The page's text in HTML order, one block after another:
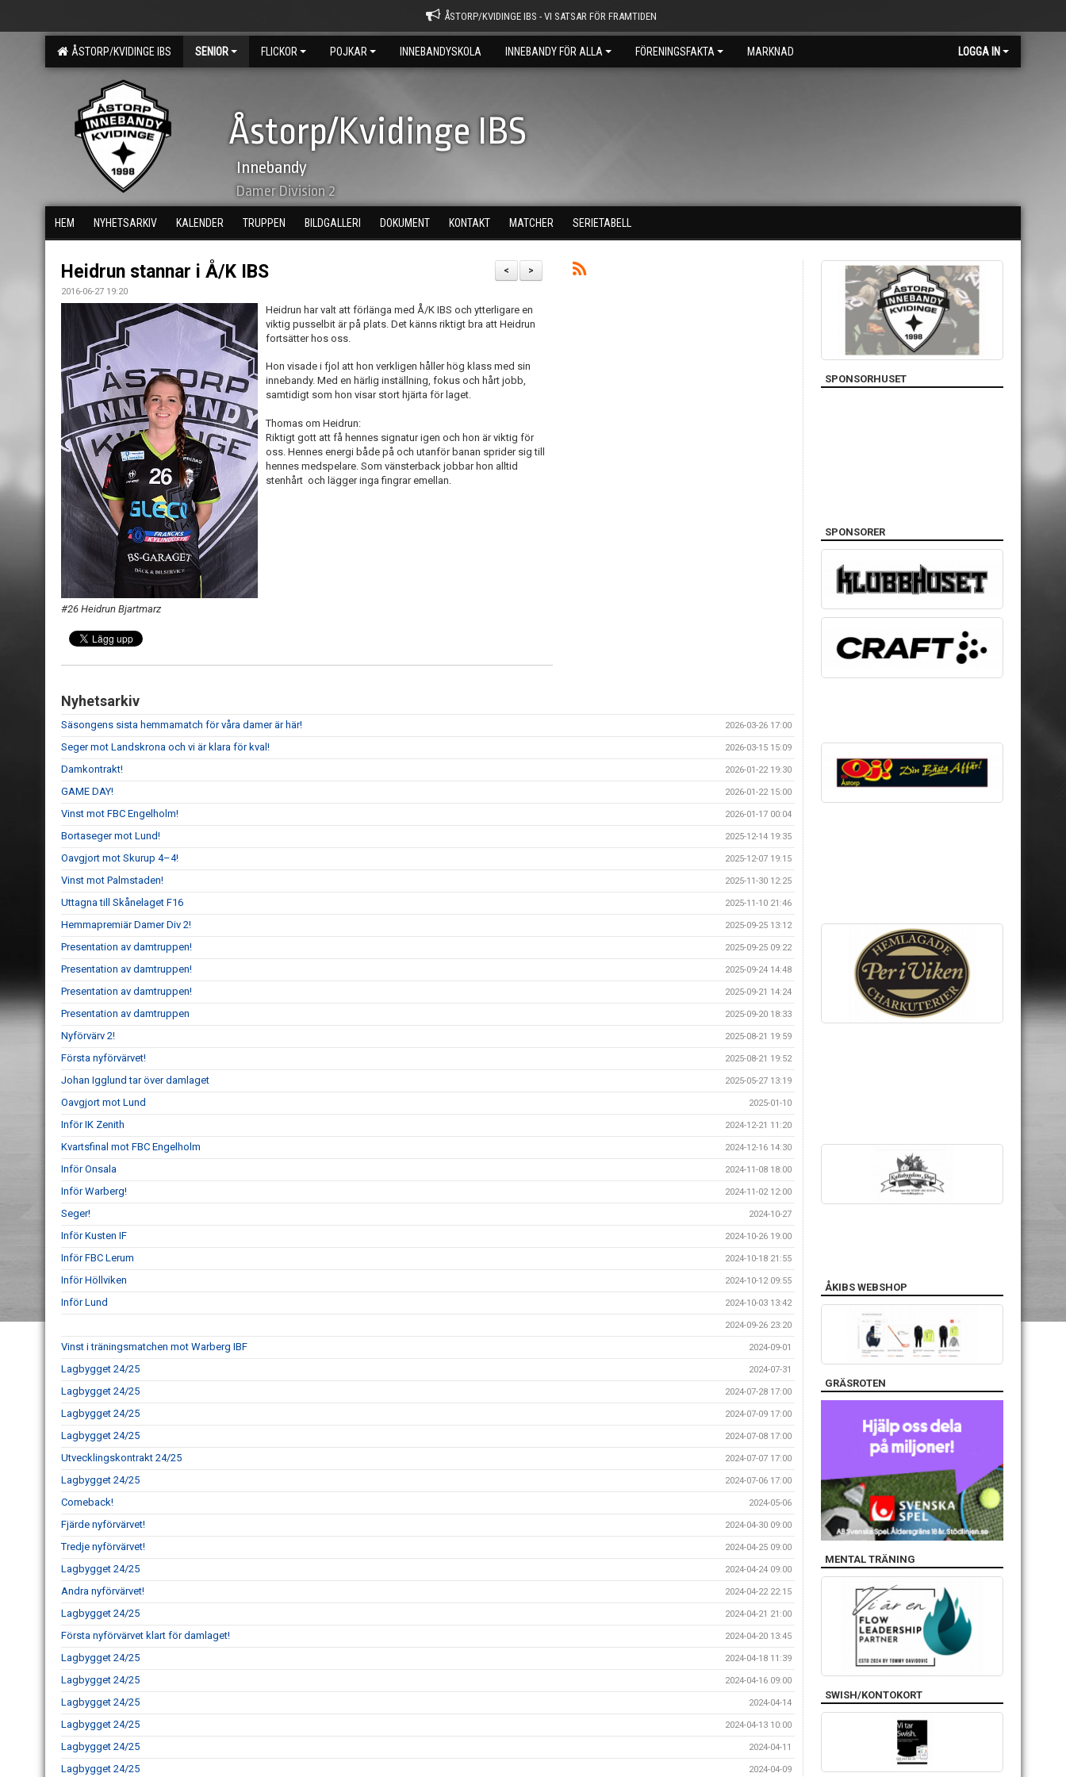
ÅSTORP/KVIDINGE IBS - VI SATSAR FÖR FRAMTIDEN
ÅSTORP/KVIDINGE IBS SENIOR FLICKOR POJKAR INNEBANDYSKOLA INNEBANDY FÖR ALLA FÖRENINGSFAKTA MARKNAD LOGGA IN
Åstorp/Kvidinge IBS
Innebandy
Damer Division 2
HEM NYHETSARKIV KALENDER TRUPPEN BILDGALLERI DOKUMENT KONTAKT MATCHER SERIETABELL
>
<
Heidrun stannar i Å/K IBS
2016-06-27 19:20
#26 Heidrun Bjartmarz
Heidrun har valt att förlänga med Å/K IBS och ytterligare en
viktig pusselbit är på plats. Det känns riktigt bra att Heidrun
fortsätter hos oss.
Hon visade i fjol att hon verkligen håller hög klass med sin
innebandy. Med en härlig inställning, fokus och hårt jobb,
samtidigt som hon visar stort hjärta för laget.
Thomas om Heidrun:
Riktigt gott att få hennes signatur igen och hon är viktig för
oss. Hennes energi både på och utanför banan sprider sig till
hennes medspelare. Som vänsterback jobbar hon alltid
stenhårt och lägger inga fingrar emellan.
Nyhetsarkiv
Säsongens sista hemmamatch för våra damer är här! 2026-03-26 17:00
Seger mot Landskrona och vi är klara för kval! 2026-03-15 15:09
Damkontrakt! 2026-01-22 19:30
GAME DAY! 2026-01-22 15:00
Vinst mot FBC Engelholm! 2026-01-17 00:04
Bortaseger mot Lund! 2025-12-14 19:35
Oavgjort mot Skurup 4–4! 2025-12-07 19:15
Vinst mot Palmstaden! 2025-11-30 12:25
Uttagna till Skånelaget F16 2025-11-10 21:46
Hemmapremiär Damer Div 2! 2025-09-25 13:12
Presentation av damtruppen! 2025-09-25 09:22
Presentation av damtruppen! 2025-09-24 14:48
Presentation av damtruppen! 2025-09-21 14:24
Presentation av damtruppen 2025-09-20 18:33
Nyförvärv 2! 2025-08-21 19:59
Första nyförvärvet! 2025-08-21 19:52
Johan Igglund tar över damlaget 2025-05-27 13:19
Oavgjort mot Lund 2025-01-10
Inför IK Zenith 2024-12-21 11:20
Kvartsfinal mot FBC Engelholm 2024-12-16 14:30
Inför Onsala 2024-11-08 18:00
Inför Warberg! 2024-11-02 12:00
Seger! 2024-10-27
Inför Kusten IF 2024-10-26 19:00
Inför FBC Lerum 2024-10-18 21:55
Inför Höllviken 2024-10-12 09:55
Inför Lund 2024-10-03 13:42
2024-09-26 23:20
Vinst i träningsmatchen mot Warberg IBF 2024-09-01
Lagbygget 24/25 2024-07-31
Lagbygget 24/25 2024-07-28 17:00
Lagbygget 24/25 2024-07-09 17:00
Lagbygget 24/25 2024-07-08 17:00
Utvecklingskontrakt 24/25 2024-07-07 17:00
Lagbygget 24/25 2024-07-06 17:00
Comeback! 2024-05-06
Fjärde nyförvärvet! 2024-04-30 09:00
Tredje nyförvärvet! 2024-04-25 09:00
Lagbygget 24/25 2024-04-24 09:00
Andra nyförvärvet! 2024-04-22 22:15
Lagbygget 24/25 2024-04-21 21:00
Första nyförvärvet klart för damlaget! 2024-04-20 13:45
Lagbygget 24/25 2024-04-18 11:39
Lagbygget 24/25 2024-04-16 09:00
Lagbygget 24/25 2024-04-14
Lagbygget 24/25 2024-04-13 10:00
Lagbygget 24/25 2024-04-11
Lagbygget 24/25 2024-04-09
SPONSORHUSET
SPONSORER
ÅKIBS WEBSHOP
GRÄSROTEN
MENTAL TRÄNING
SWISH/KONTOKORT